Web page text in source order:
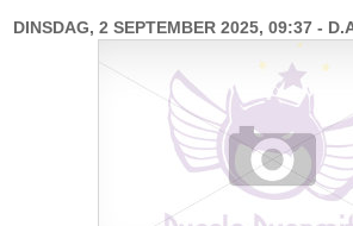
DINSDAG, 2 SEPTEMBER 2025, 09:37 -